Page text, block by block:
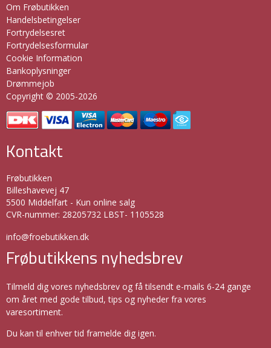
Om Frøbutikken
Handelsbetingelser
Fortrydelsesret
Fortrydelsesformular
Cookie Information
Bankoplysninger
Drømmejob
Copyright © 2005-2026
Kontakt
Frøbutikken
Billeshavevej 47
5500 Middelfart - Kun online salg
CVR-nummer: 28205732 LBST- 1105528
info@froebutikken.dk
Frøbutikkens nyhedsbrev
Tilmeld dig vores nyhedsbrev og få tilsendt e-mails 6-24 gange
om året med gode tilbud, tips og nyheder fra vores
varesortiment.
Du kan til enhver tid framelde dig igen.